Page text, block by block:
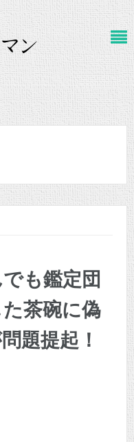
も鑑定団
茶碗に偽
題提起！